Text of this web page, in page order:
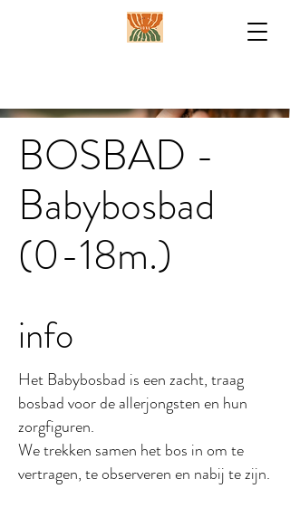
BOSBAD -
Babybosbad
(0-18m.)
info
Het Babybosbad is een zacht, traag
bosbad voor de allerjongsten en hun
zorgfiguren.
We trekken samen het bos in om te
vertragen, te observeren en nabij te zijn.